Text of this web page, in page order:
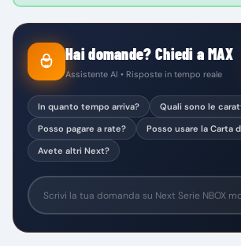
Hai domande? Chiedi a MAX
Assistente AI • Risposte in tempo reale
In quanto tempo arriva?
Quali sono le
Posso pagare a rate?
Posso usare la Carta
Avete altri Next?